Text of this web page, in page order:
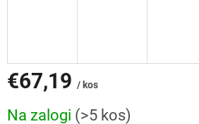
€67,19 / kos
mere:
Na zalogi (>5 kos)